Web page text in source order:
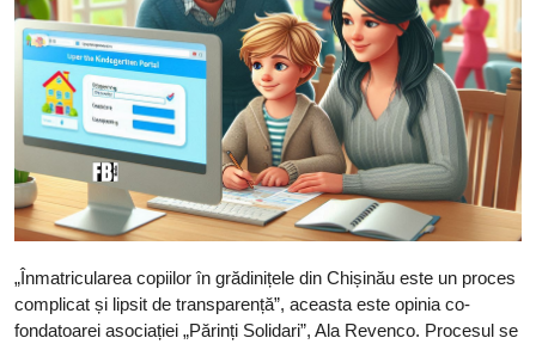
„Înmatricularea copiilor în grădinițele din Chișinău este un proces
complicat și lipsit de transparență”, aceasta este opinia co-
fondatoarei asociației „Părinți Solidari”, Ala Revenco. Procesul se